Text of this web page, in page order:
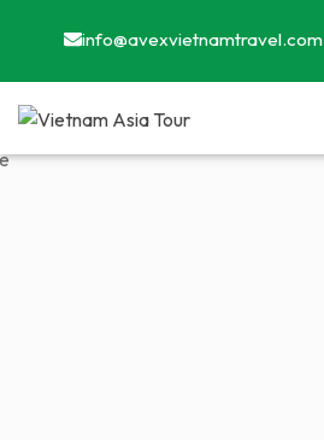
info@avexvietnamtravel.com